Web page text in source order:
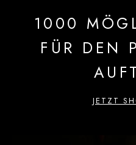
1000
FÜR DEN
JETZT